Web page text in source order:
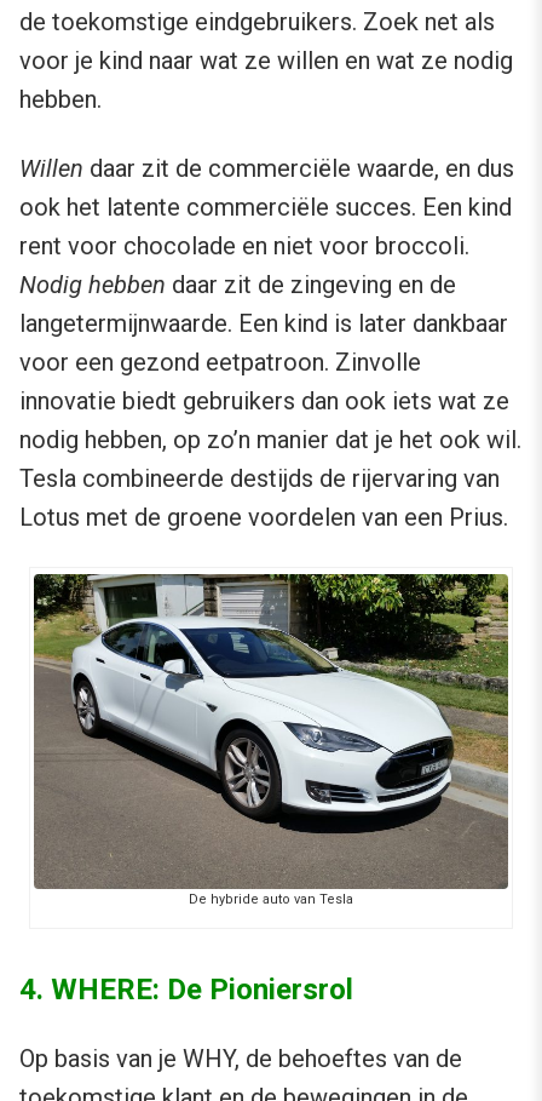
de toekomstige eindgebruikers. Zoek net als
voor je kind naar wat ze willen en wat ze nodig
hebben.
Willen daar zit de commerciële waarde, en dus
ook het latente commerciële succes. Een kind
rent voor chocolade en niet voor broccoli.
Nodig hebben daar zit de zingeving en de
langetermijnwaarde. Een kind is later dankbaar
voor een gezond eetpatroon. Zinvolle
innovatie biedt gebruikers dan ook iets wat ze
nodig hebben, op zo’n manier dat je het ook wil.
Tesla combineerde destijds de rijervaring van
Lotus met de groene voordelen van een Prius.
De hybride auto van Tesla
4. WHERE: De Pioniersrol
Op basis van je WHY, de behoeftes van de